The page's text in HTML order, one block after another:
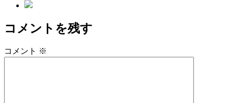
コメントを残す
コメント ※